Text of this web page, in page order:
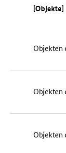
[Objekte]
Objekten
Objekten
Objekten